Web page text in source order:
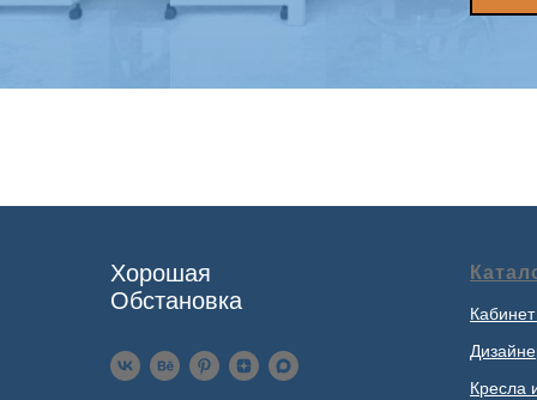
Хорошая
Обстановка
Кресла